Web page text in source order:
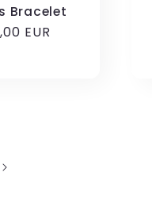
Bracelet
EUR